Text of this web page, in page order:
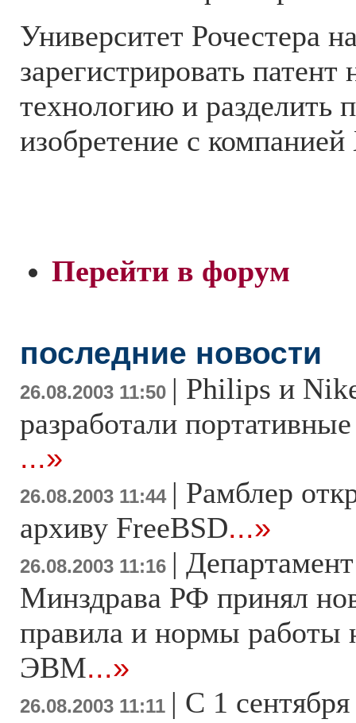
Университет Рочестера
зарегистрировать
технологию и разделить
изобретение с
Перейти в форум
последние новости
26.08.2003 11:50 | Philips и
разработали
...»
26.08.2003 11:44 | Рамблер
архиву FreeBSD...»
26.08.2003 11:16 |
Минздрава РФ принял
правила и нормы работы
ЭВМ...»
26.08.2003 11:11 | С 1 сентября